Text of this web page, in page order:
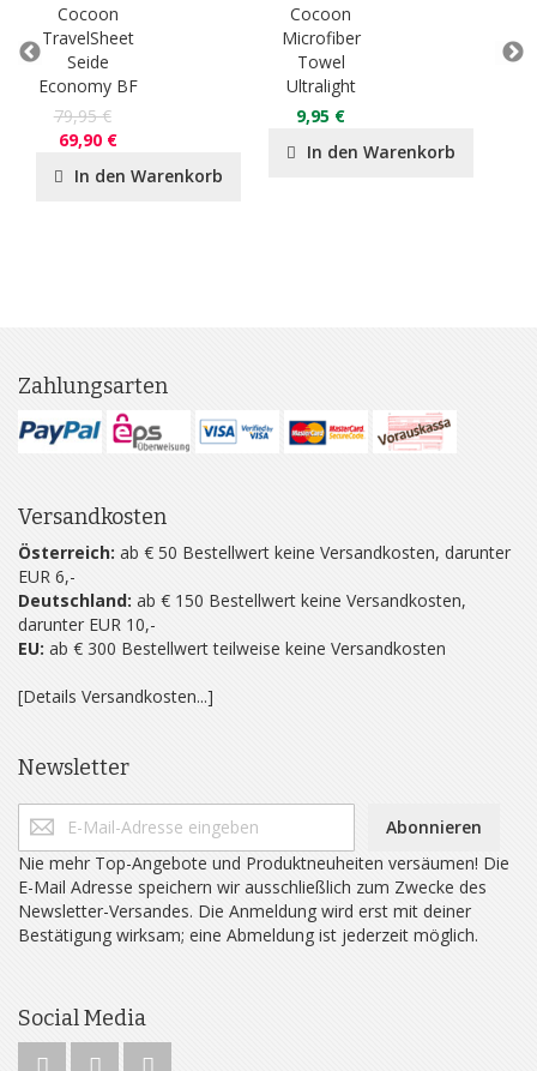
Cocoon
TravelSheet
Seide
Economy BF
79,95 €
69,90 €
In den Warenkorb
Cocoon
Microfiber
Towel
Ultralight
9,95 €
In den Warenkorb
Zahlungsarten
Versandkosten
Österreich: ab € 50 Bestellwert keine Versandkosten, darunter
EUR 6,-
Deutschland: ab € 150 Bestellwert keine Versandkosten,
darunter EUR 10,-
EU: ab € 300 Bestellwert teilweise keine Versandkosten
[Details Versandkosten...]
Newsletter
Abonnieren
Nie mehr Top-Angebote und Produktneuheiten versäumen! Die
E-Mail Adresse speichern wir ausschließlich zum Zwecke des
Newsletter-Versandes. Die Anmeldung wird erst mit deiner
Bestätigung wirksam; eine Abmeldung ist jederzeit möglich.
Social Media